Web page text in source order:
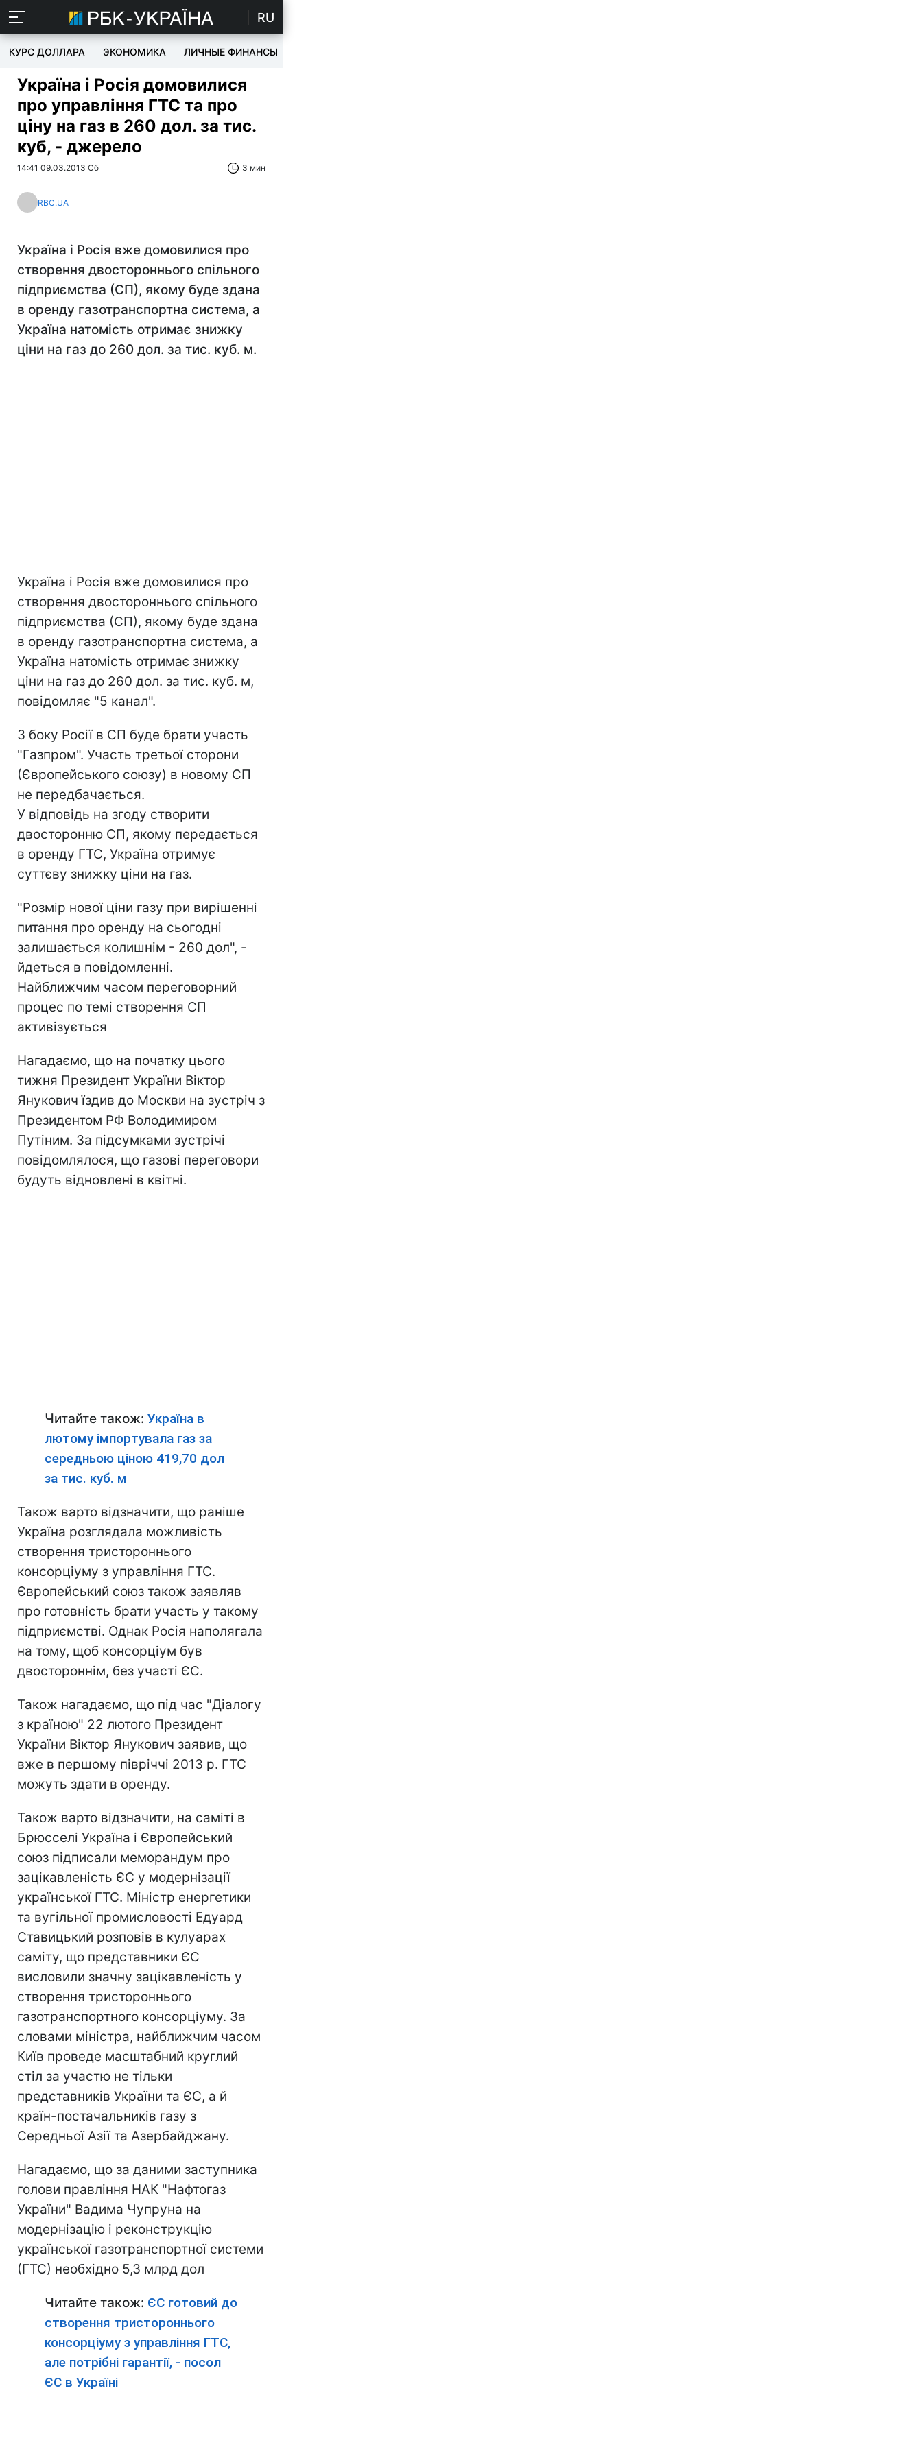
RU
КУРС ДОЛЛАРА ЭКОНОМИКА ЛИЧНЫЕ ФИНАНСЫ
Україна і Росія домовилися
про управління ГТС та про
ціну на газ в 260 дол. за тис.
куб, - джерело
14:41 09.03.2013 Сб 3 мин
RBC.UA
Україна і Росія вже домовилися про
створення двостороннього спільного
підприємства (СП), якому буде здана
в оренду газотранспортна система, а
Україна натомість отримає знижку
ціни на газ до 260 дол. за тис. куб. м.
Україна і Росія вже домовилися про
створення двостороннього спільного
підприємства (СП), якому буде здана
в оренду газотранспортна система, а
Україна натомість отримає знижку
ціни на газ до 260 дол. за тис. куб. м,
повідомляє "5 канал".
З боку Росії в СП буде брати участь
"Газпром". Участь третьої сторони
(Європейського союзу) в новому СП
не передбачається.
У відповідь на згоду створити
двосторонню СП, якому передається
в оренду ГТС, Україна отримує
суттєву знижку ціни на газ.
"Розмір нової ціни газу при вирішенні
питання про оренду на сьогодні
залишається колишнім - 260 дол", -
йдеться в повідомленні.
Найближчим часом переговорний
процес по темі створення СП
активізується
Нагадаємо, що на початку цього
тижня Президент України Віктор
Янукович їздив до Москви на зустріч з
Президентом РФ Володимиром
Путіним. За підсумками зустрічі
повідомлялося, що газові переговори
будуть відновлені в квітні.
Читайте також: Україна в
лютому імпортувала газ за
середньою ціною 419,70 дол
за тис. куб. м
Також варто відзначити, що раніше
Україна розглядала можливість
створення тристороннього
консорціуму з управління ГТС.
Європейський союз також заявляв
про готовність брати участь у такому
підприємстві. Однак Росія наполягала
на тому, щоб консорціум був
двостороннім, без участі ЄС.
Також нагадаємо, що під час "Діалогу
з країною" 22 лютого Президент
України Віктор Янукович заявив, що
вже в першому півріччі 2013 р. ГТС
можуть здати в оренду.
Також варто відзначити, на саміті в
Брюсселі Україна і Європейський
союз підписали меморандум про
зацікавленість ЄС у модернізації
української ГТС. Міністр енергетики
та вугільної промисловості Едуард
Ставицький розповів в кулуарах
саміту, що представники ЄС
висловили значну зацікавленість у
створення тристороннього
газотранспортного консорціуму. За
словами міністра, найближчим часом
Київ проведе масштабний круглий
стіл за участю не тільки
представників України та ЄС, а й
країн-постачальників газу з
Середньої Азії та Азербайджану.
Нагадаємо, що за даними заступника
голови правління НАК "Нафтогаз
України" Вадима Чупруна на
модернізацію і реконструкцію
української газотранспортної системи
(ГТС) необхідно 5,3 млрд дол
Читайте також: ЄС готовий до
створення тристороннього
консорціуму з управління ГТС,
але потрібні гарантії, - посол
ЄС в Україні